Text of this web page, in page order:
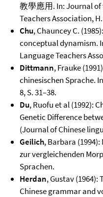
教學應用. In: Journal of
Teachers Association, H.
Chu, Chauncey C.
conceptual dynamism.
Language Teachers
Dittmann, Frauke
chinesischen Sprache.
8, S. 31–38.
Du, Ruofu et al (1992):
Genetic Difference
(Journal of Chinese
Geilich, Barbara
zur vergleichenden
Sprachen.
Herdan, Gustav
Chinese grammar and